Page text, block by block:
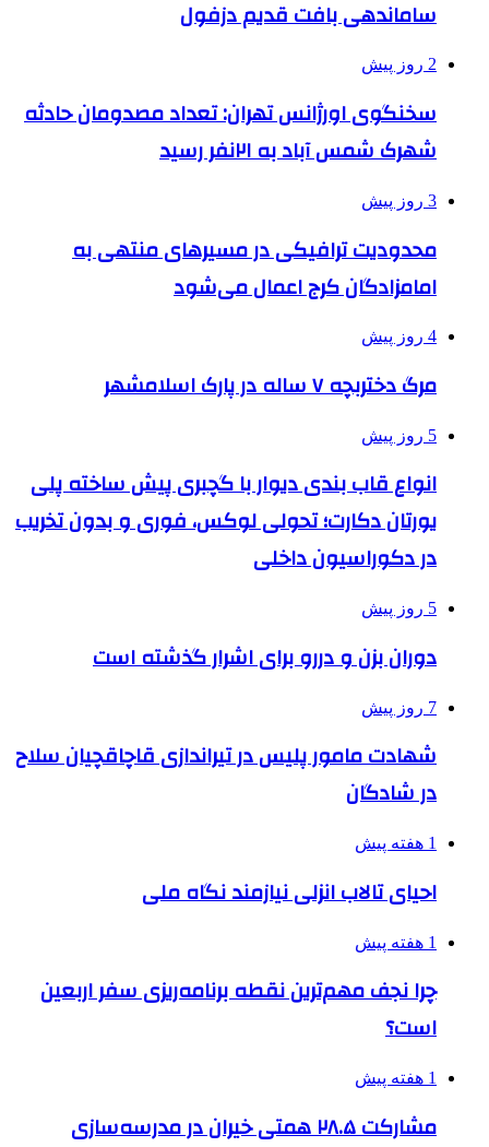
ساماندهی بافت قدیم دزفول
2 روز پیش
سخنگوی اورژانس تهران: تعداد مصدومان حادثه
شهرک شمس آباد به ۲۱نفر رسید
3 روز پیش
محدودیت ترافیکی در مسیرهای منتهی به
امامزادگان کرج اعمال می‌شود
4 روز پیش
مرگ دختربچه ۷ ساله در پارک اسلامشهر
5 روز پیش
انواع قاب بندی دیوار با گچبری پیش ساخته پلی
یورتان دکارت؛ تحولی لوکس، فوری و بدون تخریب
در دکوراسیون داخلی
5 روز پیش
دوران بزن و دررو برای اشرار گذشته است
7 روز پیش
شهادت مامور پلیس در تیراندازی قاچاقچیان سلاح
در شادگان
1 هفته پیش
احیای تالاب انزلی نیازمند نگاه ملی
1 هفته پیش
چرا نجف مهم‌ترین نقطه برنامه‌ریزی سفر اربعین
است؟
1 هفته پیش
مشارکت ۲۸.۵ همتی خیران در مدرسه‌سازی